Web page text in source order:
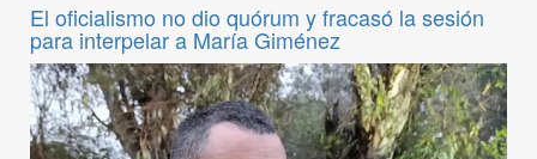
El oficialismo no dio quórum y fracasó la sesión
para interpelar a María Giménez